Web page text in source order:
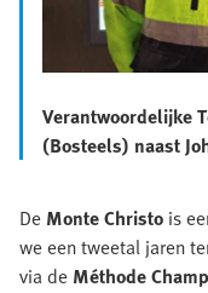
Verantwoordelijke
(Bosteels) naast
De Monte Christo is
we een tweetal jaren
via de Méthode